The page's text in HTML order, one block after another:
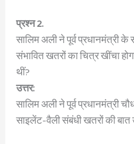
प्रश्न 2.
सालिम अली ने पूर्व प्रधानमंत्री
संभावित खतरों का चित्र खींचा
थीं?
उत्तर:
सालिम अली ने पूर्व प्रधानमंत्री
साइलेंट-वैली संबंधी खतरों की बात